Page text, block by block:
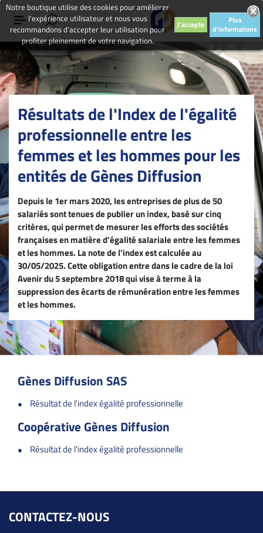
Résultats de l'Index de l'égalité
professionnelle entre les
femmes et les hommes pour les
entités de Gènes Diffusion
Depuis le 1er mars 2020, les entreprises de plus de 50
salariés sont tenues de publier un index, basé sur cinq
critères, qui permet de mesurer les efforts des sociétés
françaises en matière d'égalité salariale entre les femmes
et les hommes. La note de l'index est calculée au
30/05/2025. Cette obligation entre dans le cadre de la loi
Avenir du 5 septembre 2018 qui vise à terme à la
suppression des écarts de rémunération entre les femmes
et les hommes.
Gènes Diffusion SAS
Résultat de l'index égalité professionnelle
Coopérative Gènes Diffusion
Résultat de l'index égalité professionnelle
CONTACTEZ-NOUS
Notre boutique utilise des cookies pour améliorer
l'expérience utilisateur et nous vous
recommandons d'accepter leur utilisation pour
profiter pleinement de votre navigation.
J'accepte
Plus
d'informations